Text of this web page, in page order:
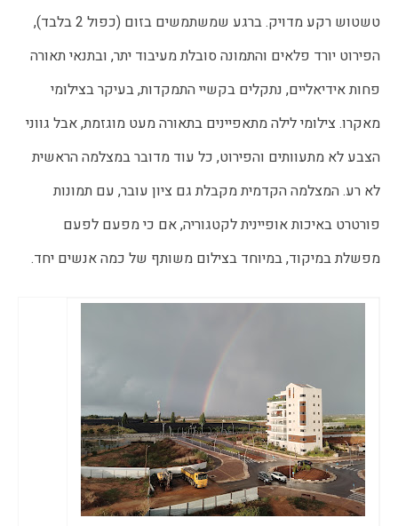
טשטוש רקע מדויק. ברגע שמשתמשים בזום (כפול 2 בלבד),
הפירוט יורד פלאים והתמונה סובלת מעיבוד יתר, ובתנאי תאורה
פחות אידיאליים, נתקלים בקשיי התמקדות, בעיקר בצילומי
מאקרו. צילומי לילה מתאפיינים בתאורה מעט מוגזמת, אבל גווני
הצבע לא מתעוותים והפירוט, כל עוד מדובר במצלמה הראשית
לא רע. המצלמה הקדמית מקבלת גם ציון עובר, עם תמונות
פורטרט באיכות אופיינית לקטגוריה, אם כי מפעם לפעם
מפשלת במיקוד, במיוחד בצילום משותף של כמה אנשים יחד.